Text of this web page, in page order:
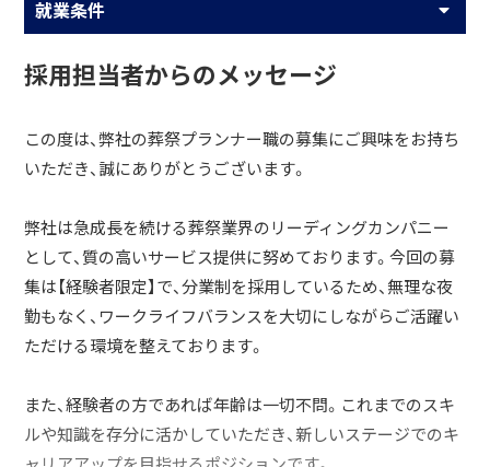
就業条件
採用担当者からのメッセージ
この度は、弊社の葬祭プランナー職の募集にご興味をお持ち
いただき、誠にありがとうございます。
弊社は急成長を続ける葬祭業界のリーディングカンパニー
として、質の高いサービス提供に努めております。今回の募
集は【経験者限定】で、分業制を採用しているため、無理な夜
勤もなく、ワークライフバランスを大切にしながらご活躍い
ただける環境を整えております。
また、経験者の方であれば年齢は一切不問。これまでのスキ
ルや知識を存分に活かしていただき、新しいステージでのキ